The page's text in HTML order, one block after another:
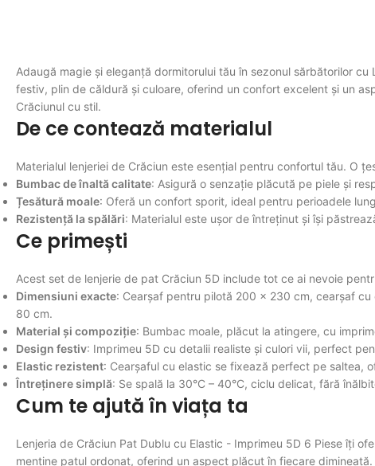
Adaugă magie și eleganță dormitorului tău în sezonul sărbătorilor
festiv, plin de căldură și culoare, oferind un confort excelent și un
Crăciunul cu stil.
De ce contează materialul
Materialul lenjeriei de Crăciun este esențial pentru confortul tău. O
Bumbac de înaltă calitate: Asigură o senzație plăcută pe piele și
Țesătură moale: Oferă un confort sporit, ideal pentru perioadele
Rezistență la spălări: Materialul este ușor de întreținut și își
Ce primești
Acest set de lenjerie de pat Crăciun 5D include tot ce ai nevoie
Dimensiuni exacte: Cearșaf pentru pilotă 200 × 230 cm, cearșaf
80 cm.
Material și compoziție: Bumbac moale, plăcut la atingere, cu
Design festiv: Imprimeu 5D cu detalii realiste și culori vii, perfect
Elastic rezistent: Cearșaful cu elastic se fixează perfect pe saltea,
Întreținere simplă: Se spală la 30°C – 40°C, ciclu delicat, fără
Cum te ajută în viața ta
Lenjeria de Crăciun Pat Dublu cu Elastic - Imprimeu 5D 6 Piese îți
menține patul ordonat, oferind un aspect plăcut în fiecare